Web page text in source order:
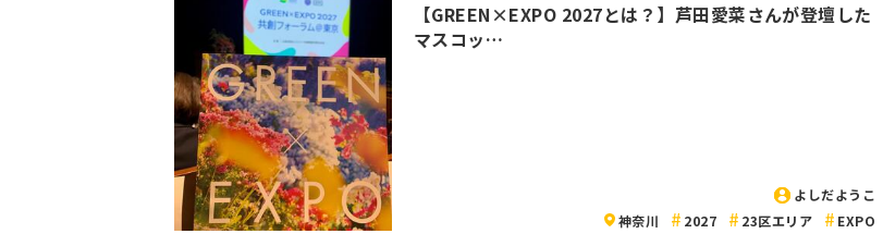
【GREEN×EXPO 2027とは？】芦田愛菜さんが登壇した
マスコッ…
よしだようこ
神奈川
2027 23区エリア EXPO